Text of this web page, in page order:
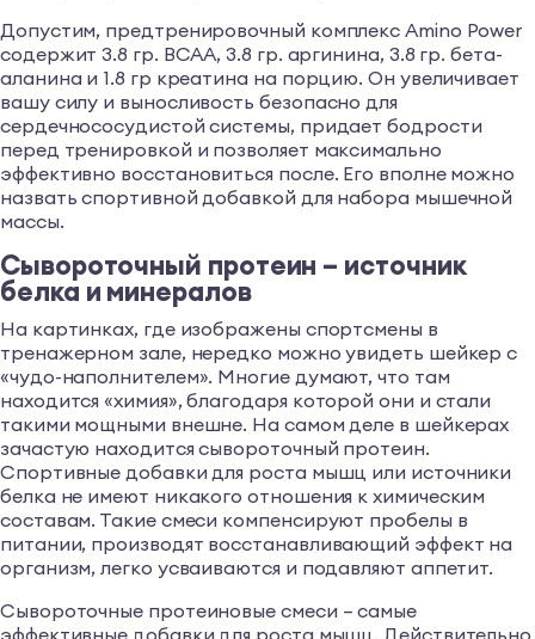
Допустим, предтренировочный комплекс Amino Power
содержит 3.8 гр. ВСAА, 3.8 гр. аргинина, 3.8 гр. бета-
аланина и 1.8 гр креатина на порцию. Он увеличивает
вашу силу и выносливость безопасно для
сердечнососудистой системы, придает бодрости
перед тренировкой и позволяет максимально
эффективно восстановиться после. Его вполне можно
назвать спортивной добавкой для набора мышечной
массы.
Сывороточный протеин – источник
белка и минералов
На картинках, где изображены спортсмены в
тренажерном зале, нередко можно увидеть шейкер с
«чудо-наполнителем». Многие думают, что там
находится «химия», благодаря которой они и стали
такими мощными внешне. На самом деле в шейкерах
зачастую находится сывороточный протеин.
Спортивные добавки для роста мышц или источники
белка не имеют никакого отношения к химическим
составам. Такие смеси компенсируют пробелы в
питании, производят восстанавливающий эффект на
организм, легко усваиваются и подавляют аппетит.
Сывороточные протеиновые смеси – самые
эффективные добавки для роста мышц. Действительно